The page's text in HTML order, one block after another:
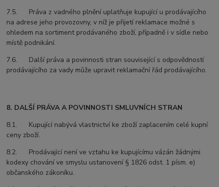
7.5. Práva z vadného plnění uplatňuje kupující u prodávajícího
na adrese jeho provozovny, v níž je přijetí reklamace možné s
ohledem na sortiment prodávaného zboží, případně i v sídle nebo
místě podnikání.
7.6. Další práva a povinnosti stran související s odpovědností
prodávajícího za vady může upravit reklamační řád prodávajícího.
8. DALŠÍ PRÁVA A POVINNOSTI SMLUVNÍCH STRAN
8.1. Kupující nabývá vlastnictví ke zboží zaplacením celé kupní
ceny zboží.
8.2. Prodávající není ve vztahu ke kupujícímu vázán žádnými
kodexy chování ve smyslu ustanovení § 1826 odst. 1 písm. e)
občanského zákoníku.